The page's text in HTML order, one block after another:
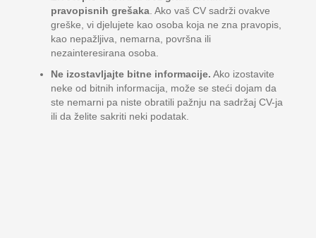
pravopisnih grešaka. Ako vaš CV sadrži ovakve
greške, vi djelujete kao osoba koja ne zna pravopis,
kao nepažljiva, nemarna, površna ili
nezainteresirana osoba.
Ne izostavljajte bitne informacije. Ako izostavite
neke od bitnih informacija, može se steći dojam da
ste nemarni pa niste obratili pažnju na sadržaj CV-ja
ili da želite sakriti neki podatak.